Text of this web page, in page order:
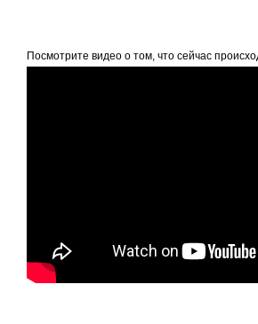
Посмотрите видео о том, что сейчас